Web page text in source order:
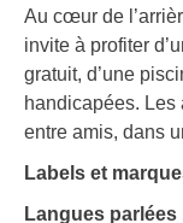
Au cœur de
invite à profiter
gratuit, d’une
handicapées.
entre amis, dans
Labels et
Langues parlées